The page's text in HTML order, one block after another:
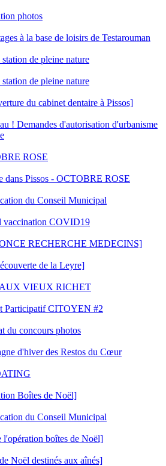
photos
à la base de loisirs de Testarouman
station de pleine nature
station de pleine nature
du cabinet dentaire à Pissos]
! Demandes d'autorisation d'urbanisme
ROSE
dans Pissos - OCTOBRE ROSE
du Conseil Municipal
vaccination COVID19
RECHERCHE MEDECINS]
de la Leyre]
VIEUX RICHET
Participatif CITOYEN #2
du concours photos
d'hiver des Restos du Cœur
Boîtes de Noël]
du Conseil Municipal
l'opération boîtes de Noël]
Noël destinés aux aînés]